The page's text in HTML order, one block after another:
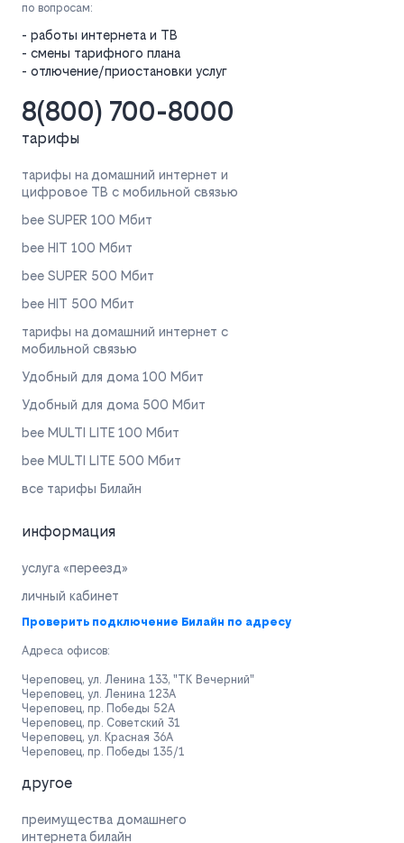
по вопросам:
- работы интернета и ТВ
- смены тарифного плана
- отлючение/приостановки услуг
8(800) 700-8000
тарифы
тарифы на домашний интернет и
цифровое ТВ с мобильной связью
bee SUPER 100 Мбит
bee HIT 100 Мбит
bee SUPER 500 Мбит
bee HIT 500 Мбит
тарифы на домашний интернет с
мобильной связью
Удобный для дома 100 Мбит
Удобный для дома 500 Мбит
bee MULTI LITE 100 Мбит
bee MULTI LITE 500 Мбит
все тарифы Билайн
информация
услуга «переезд»
личный кабинет
Проверить подключение Билайн по адресу
Адреса офисов:
Череповец, ул. Ленина 133, "ТК Вечерний"
Череповец, ул. Ленина 123А
Череповец, пр. Победы 52А
Череповец, пр. Советский 31
Череповец, ул. Красная 36А
Череповец, пр. Победы 135/1
другое
преимущества домашнего
интернета билайн